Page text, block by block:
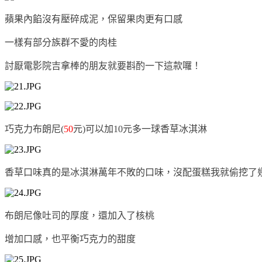
蘋果內餡沒有壓碎成泥，保留果肉更有口感
一樣有部分族群不愛的肉桂
討厭電影院吉拿棒的朋友就要斟酌一下這款囉！
巧克力布朗尼(50元)可以加10元多一球香草冰淇淋
香草口味真的是冰淇淋萬年不敗的口味，沒配蛋糕我就偷挖了
布朗尼像吐司的厚度，還加入了核桃
增加口感，也平衡巧克力的甜度